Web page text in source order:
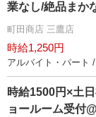
業なし/絶品まか
町田商店 三鷹店
時給1,250円
アルバイト・パート
時給1500円×土
ョールーム受付